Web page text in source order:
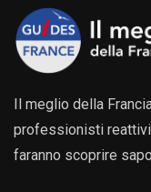
Il meglio della
professionisti
faranno scoprire